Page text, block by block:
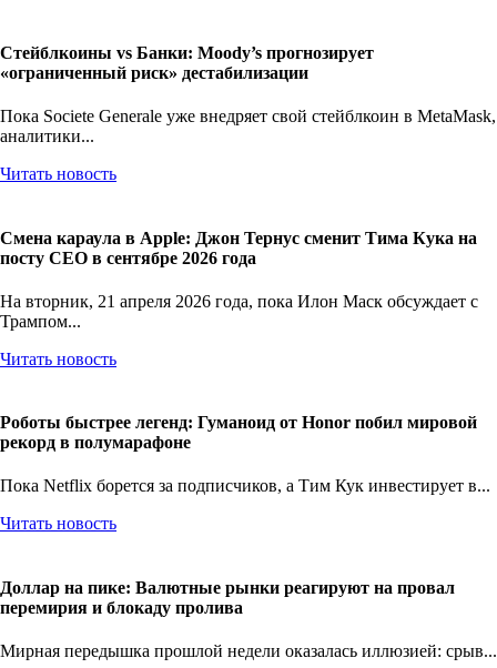
Стейблкоины vs Банки: Moody’s прогнозирует
«ограниченный риск» дестабилизации
Пока Societe Generale уже внедряет свой стейблкоин в MetaMask,
аналитики...
Читать новость
Смена караула в Apple: Джон Тернус сменит Тима Кука на
посту CEO в сентябре 2026 года
На вторник, 21 апреля 2026 года, пока Илон Маск обсуждает с
Трампом...
Читать новость
Роботы быстрее легенд: Гуманоид от Honor побил мировой
рекорд в полумарафоне
Пока Netflix борется за подписчиков, а Тим Кук инвестирует в...
Читать новость
Доллар на пике: Валютные рынки реагируют на провал
перемирия и блокаду пролива
Мирная передышка прошлой недели оказалась иллюзией: срыв...